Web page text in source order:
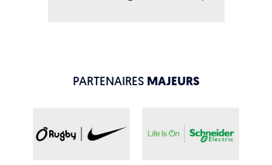
PARTENAIRES MAJEURS